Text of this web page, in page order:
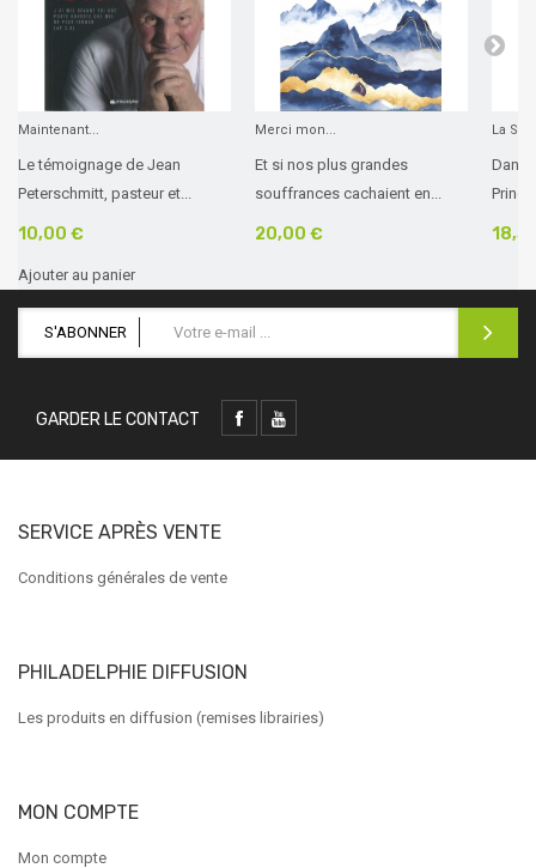
Maintenant...
Le témoignage de Jean
Peterschmitt, pasteur et...
10,00 €
Ajouter au panier
Merci mon...
Et si nos plus grandes
souffrances cachaient en...
20,00 €
La
Dans
S'ABONNER
GARDER LE CONTACT
SERVICE APRÈS VENTE
Conditions générales de vente
PHILADELPHIE DIFFUSION
Les produits en diffusion (remises librairies)
MON COMPTE
Mon compte